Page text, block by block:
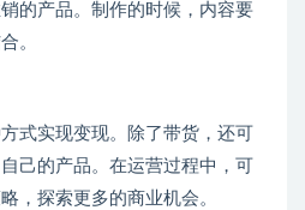
的产品。制作的时候，内容要
。
式实现变现。除了带货，还可
己的产品。在运营过程中，可
，探索更多的商业机会。